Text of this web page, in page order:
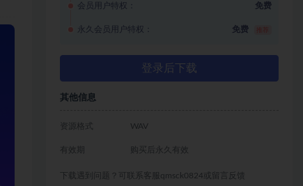
会员用户特权： 免费
永久会员用户特权： 免费
登录后下载
其他信息
资源格式 WAV
有效期 购买后永久有效
下载遇到问题？可联系客服qmsck0824或留言反馈